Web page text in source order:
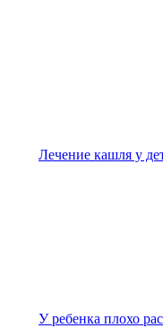
Лечение кашля у
У ребенка плохо